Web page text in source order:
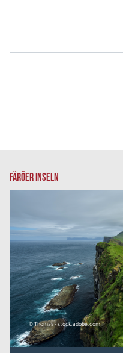
FÄRÖER INSELN
© Thomas - stock.adobe.com